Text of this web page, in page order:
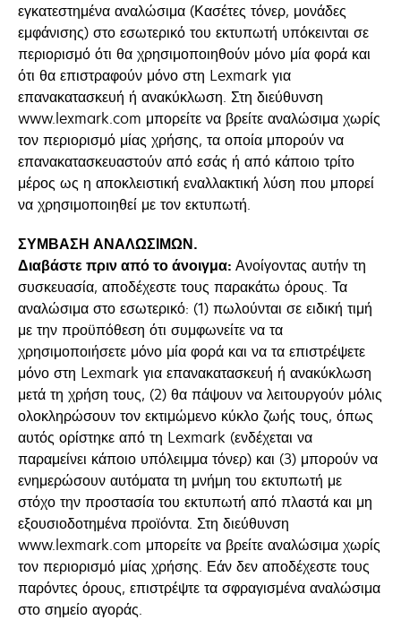
εγκατεστημένα αναλώσιμα (Κασέτες τόνερ, μονάδες
εμφάνισης) στο εσωτερικό του εκτυπωτή υπόκεινται σε
περιορισμό ότι θα χρησιμοποιηθούν μόνο μία φορά και
ότι θα επιστραφούν μόνο στη Lexmark για
επανακατασκευή ή ανακύκλωση. Στη διεύθυνση
www.lexmark.com μπορείτε να βρείτε αναλώσιμα χωρίς
τον περιορισμό μίας χρήσης, τα οποία μπορούν να
επανακατασκευαστούν από εσάς ή από κάποιο τρίτο
μέρος ως η αποκλειστική εναλλακτική λύση που μπορεί
να χρησιμοποιηθεί με τον εκτυπωτή.
ΣΥΜΒΑΣΗ ΑΝΑΛΩΣΙΜΩΝ.
Διαβάστε πριν από το άνοιγμα: Ανοίγοντας αυτήν τη
συσκευασία, αποδέχεστε τους παρακάτω όρους. Τα
αναλώσιμα στο εσωτερικό: (1) πωλούνται σε ειδική τιμή
με την προϋπόθεση ότι συμφωνείτε να τα
χρησιμοποιήσετε μόνο μία φορά και να τα επιστρέψετε
μόνο στη Lexmark για επανακατασκευή ή ανακύκλωση
μετά τη χρήση τους, (2) θα πάψουν να λειτουργούν μόλις
ολοκληρώσουν τον εκτιμώμενο κύκλο ζωής τους, όπως
αυτός ορίστηκε από τη Lexmark (ενδέχεται να
παραμείνει κάποιο υπόλειμμα τόνερ) και (3) μπορούν να
ενημερώσουν αυτόματα τη μνήμη του εκτυπωτή με
στόχο την προστασία του εκτυπωτή από πλαστά και μη
εξουσιοδοτημένα προϊόντα. Στη διεύθυνση
www.lexmark.com μπορείτε να βρείτε αναλώσιμα χωρίς
τον περιορισμό μίας χρήσης. Εάν δεν αποδέχεστε τους
παρόντες όρους, επιστρέψτε τα σφραγισμένα αναλώσιμα
στο σημείο αγοράς.